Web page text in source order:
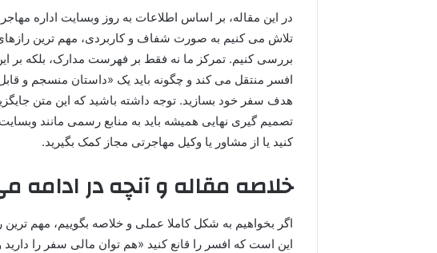
در این مقاله، بر اساس اطلاعات به روز وبسایت اداره
تلاش می کنیم به صورت شفاف و کاربردی، مهم ترین
بررسی کنیم. تمرکز ما نه فقط بر فهرست مدارک، بلکه بر
افسر منتقل می کند و چگونه باید یک «داستان منسجم و
هدف سفر خود بسازید. توجه داشته باشید که این متن
تصمیم گیری نهایی همیشه باید به منابع رسمی مانند
کنید یا از مشاور یا وکیل مهاجرتی مجاز کمک بگیرید.
خلاصه مقاله و آنچه در ادامه
اگر بخواهیم به شکل کاملا عملی و خلاصه بگوییم، مهم ترین
این است که افسر را قانع کنید «هم توان مالی سفر را